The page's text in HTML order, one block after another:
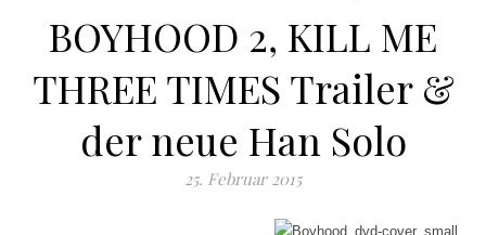
BOYHOOD 2, KILL ME
THREE TIMES Trailer &
der neue Han Solo
25. Februar 2015